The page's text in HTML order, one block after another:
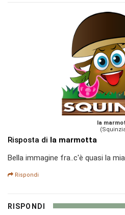
la
Risposta di la marmotta
Bella immagine fra..c'è quasi la
Rispondi
RISPONDI